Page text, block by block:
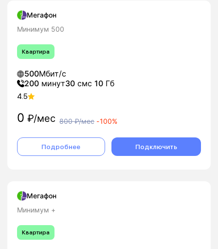
Мегафон
Минимум 500
Квартира
500Мбит/с
200 минут30 смс 10 Гб
4.5
0 ₽/мес 800₽/мес -100%
Подробнее Подключить
Мегафон
Минимум +
Квартира